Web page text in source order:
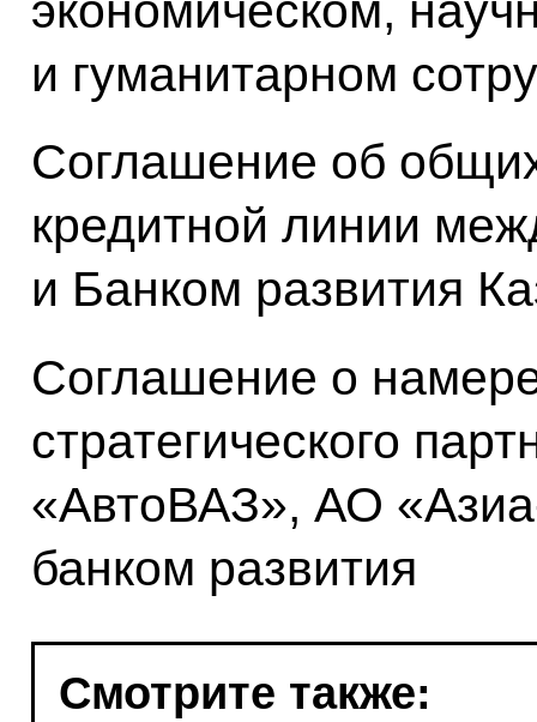
и гуманитарном
Соглашение об
кредитной линии
и Банком развития
Соглашение о
стратегического
«АвтоВАЗ», АО
банком развития
Смотрите также: